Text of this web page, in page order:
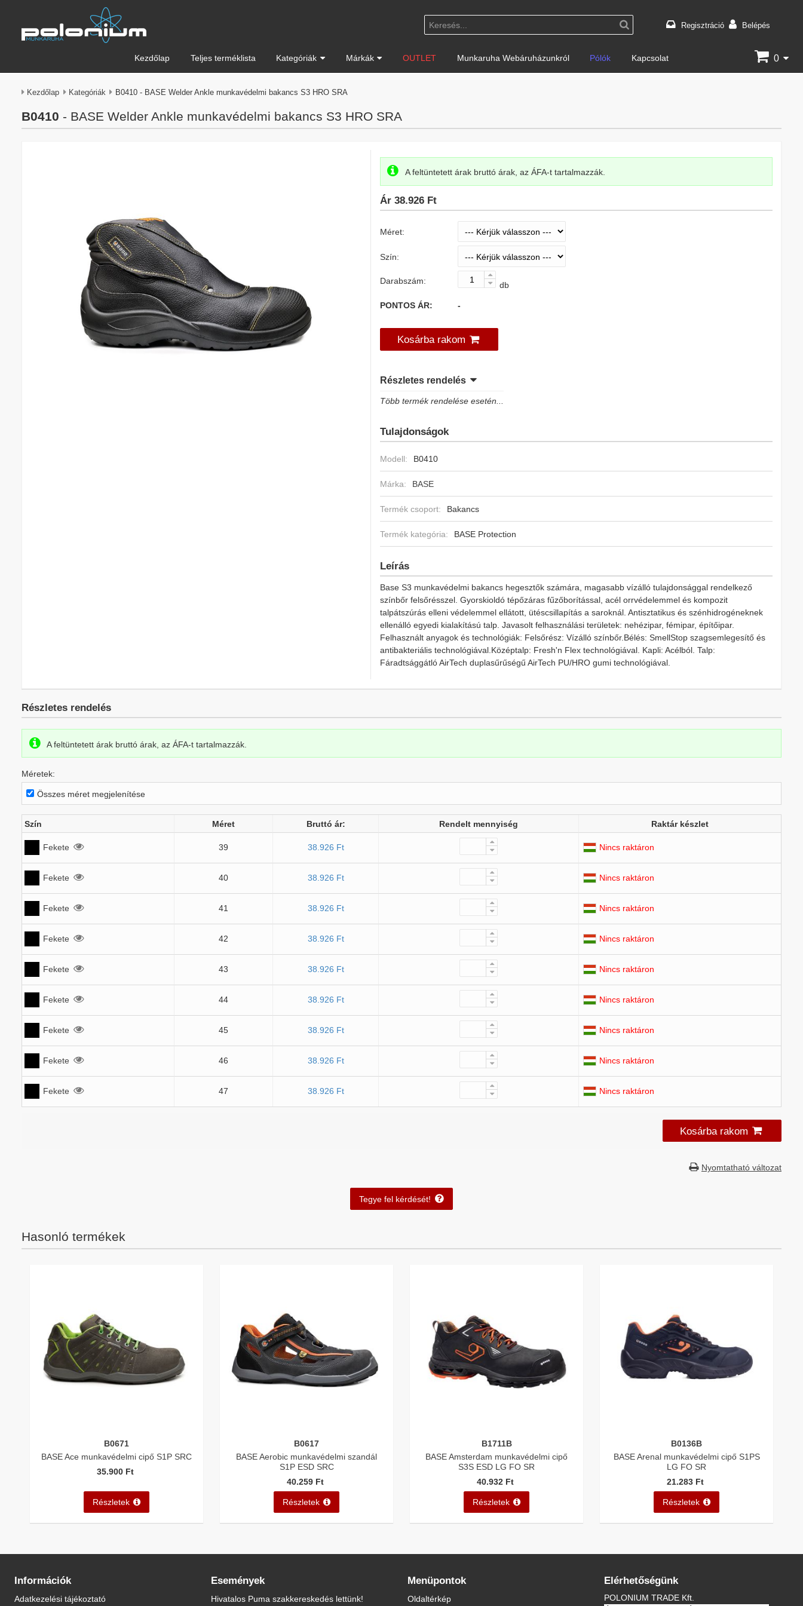
Regisztráció Belépés
Kezdőlap Teljes terméklista Kategóriák Márkák OUTLET Munkaruha Webáruházunkról Pólók Kapcsolat 0
Kezdőlap Kategóriák B0410 - BASE Welder Ankle munkavédelmi bakancs S3 HRO SRA
B0410 - BASE Welder Ankle munkavédelmi bakancs S3 HRO SRA
A feltüntetett árak bruttó árak, az ÁFA-t tartalmazzák.
Ár 38.926 Ft
Méret:
Szín:
Darabszám:
db
PONTOS ÁR:
-
Kosárba rakom
Részletes rendelés
Több termék rendelése esetén...
Tulajdonságok
Modell: B0410
Márka: BASE
Termék csoport: Bakancs
Termék kategória: BASE Protection
Leírás
Base S3 munkavédelmi bakancs hegesztők számára, magasabb vízálló tulajdonsággal rendelkező
színbőr felsőrésszel. Gyorskioldó tépőzáras fűzőborítással, acél orrvédelemmel és kompozit
talpátszúrás elleni védelemmel ellátott, ütéscsillapítás a saroknál. Antisztatikus és szénhidrogéneknek
ellenálló egyedi kialakítású talp. Javasolt felhasználási területek: nehézipar, fémipar, építőipar.
Felhasznált anyagok és technológiák: Felsőrész: Vízálló színbőr.Bélés: SmellStop szagsemlegesítő és
antibakteriális technológiával.Középtalp: Fresh'n Flex technológiával. Kapli: Acélból. Talp:
Fáradtsággátló AirTech duplasűrűségű AirTech PU/HRO gumi technológiával.
Részletes rendelés
A feltüntetett árak bruttó árak, az ÁFA-t tartalmazzák.
Méretek:
Összes méret megjelenítése
Szín Méret Bruttó ár: Rendelt mennyiség Raktár készlet
Fekete 39 38.926 Ft Nincs raktáron
Fekete 40 38.926 Ft Nincs raktáron
Fekete 41 38.926 Ft Nincs raktáron
Fekete 42 38.926 Ft Nincs raktáron
Fekete 43 38.926 Ft Nincs raktáron
Fekete 44 38.926 Ft Nincs raktáron
Fekete 45 38.926 Ft Nincs raktáron
Fekete 46 38.926 Ft Nincs raktáron
Fekete 47 38.926 Ft Nincs raktáron
Kosárba rakom
Nyomtatható változat
Tegye fel kérdését!
Hasonló termékek
B0671
BASE Ace munkavédelmi cipő S1P SRC
35.900 Ft
Részletek
B0617
BASE Aerobic munkavédelmi szandál
S1P ESD SRC
40.259 Ft
Részletek
B1711B
BASE Amsterdam munkavédelmi cipő
S3S ESD LG FO SR
40.932 Ft
Részletek
B0136B
BASE Arenal munkavédelmi cipő S1PS
LG FO SR
21.283 Ft
Részletek
Információk
Adatkezelési tájékoztató
Események
Hivatalos Puma szakkereskedés lettünk!
Menüpontok
Oldaltérkép
Elérhetőségünk
POLONIUM TRADE Kft.